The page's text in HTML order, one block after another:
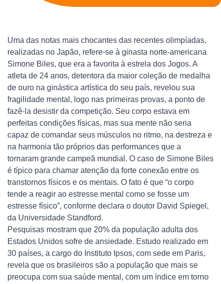
Uma das notas mais chocantes das recentes olimpíadas,
realizadas no Japão, refere-se à ginasta norte-americana
Simone Biles, que era a favorita à estrela dos Jogos. A
atleta de 24 anos, detentora da maior coleção de medalha
de ouro na ginástica artística do seu país, revelou sua
fragilidade mental, logo nas primeiras provas, a ponto de
fazê-la desistir da competição. Seu corpo estava em
perfeitas condições físicas, mas sua mente não seria
capaz de comandar seus músculos no ritmo, na destreza e
na harmonia tão próprios das performances que a
tornaram grande campeã mundial. O caso de Simone Biles
é típico para chamar atenção da forte conexão entre os
transtornos físicos e os mentais. O fato é que “o corpo
tende a reagir ao estresse mental como se fosse um
estresse físico”, conforme declara o doutor David Spiegel,
da Universidade Standford.
Pesquisas mostram que 20% da população adulta dos
Estados Unidos sofre de ansiedade. Estudo realizado em
30 países, a cargo do Instituto Ipsos, com sede em Paris,
revela que os brasileiros são a população que mais se
preocupa com sua saúde mental, com um índice em torno